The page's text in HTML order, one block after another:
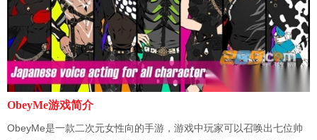
ObeyMe游戏简介
ObeyMe是一款二次元女性向的手游，游戏中玩家可以召唤出七位帅